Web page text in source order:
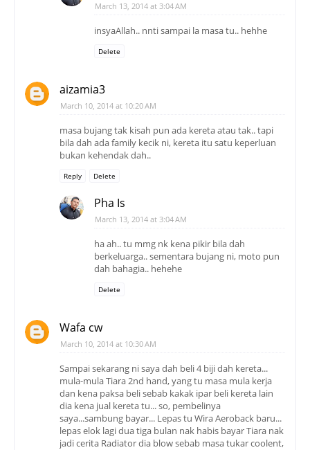
March 13, 2014 at 3:04 AM
insyaAllah.. nnti sampai la masa tu.. hehhe
Delete
aizamia3
March 10, 2014 at 10:20 AM
masa bujang tak kisah pun ada kereta atau tak.. tapi
bila dah ada family kecik ni, kereta itu satu keperluan
bukan kehendak dah..
Reply Delete
Pha Is
March 13, 2014 at 3:04 AM
ha ah.. tu mmg nk kena pikir bila dah
berkeluarga.. sementara bujang ni, moto pun
dah bahagia.. hehehe
Delete
Wafa cw
March 10, 2014 at 10:30 AM
Sampai sekarang ni saya dah beli 4 biji dah kereta...
mula-mula Tiara 2nd hand, yang tu masa mula kerja
dan kena paksa beli sebab kakak ipar beli kereta lain
dia kena jual kereta tu... so, pembelinya
saya...sambung bayar... Lepas tu Wira Aeroback baru...
lepas elok lagi dua tiga bulan nak habis bayar Tiara nak
jadi cerita Radiator dia blow sebab masa tukar coolent,